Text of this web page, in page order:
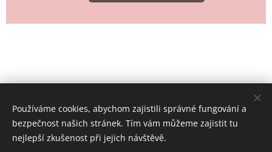
© 2019-2026 Místní skupina ČČK Rychvald, všechna práva
Používáme cookies, abychom zajistili správné fungování a
bezpečnost našich stránek. Tím vám můžeme zajistit tu
nejlepší zkušenost při jejich návštěvě.